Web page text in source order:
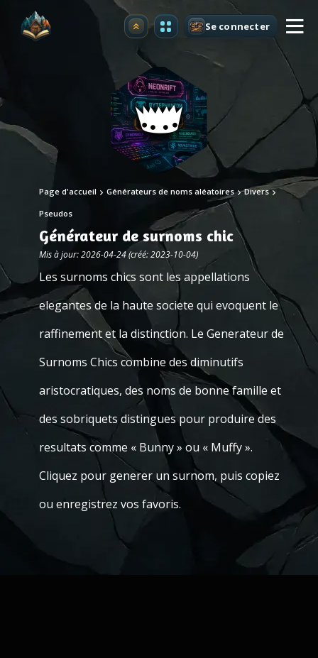
Premium Se connecter
Page d'accueil Générateurs de noms aléatoires Divers
Pseudos
Générateur de surnoms chic
Mis à jour: 2026-04-24 (créé: 2023-10-04)
Les surnoms chics sont les appellations
elegantes de la haute societe qui evoquent le
raffinement et la distinction. Le Generateur de
Surnoms Chics combine des diminutifs
aristocratiques, des noms de bonne famille et
des sobriquets distingues pour produire des
resultats comme « Bunny » ou « Muffy ».
Cliquez pour generer un surnom, puis copiez
ou enregistrez vos favoris.